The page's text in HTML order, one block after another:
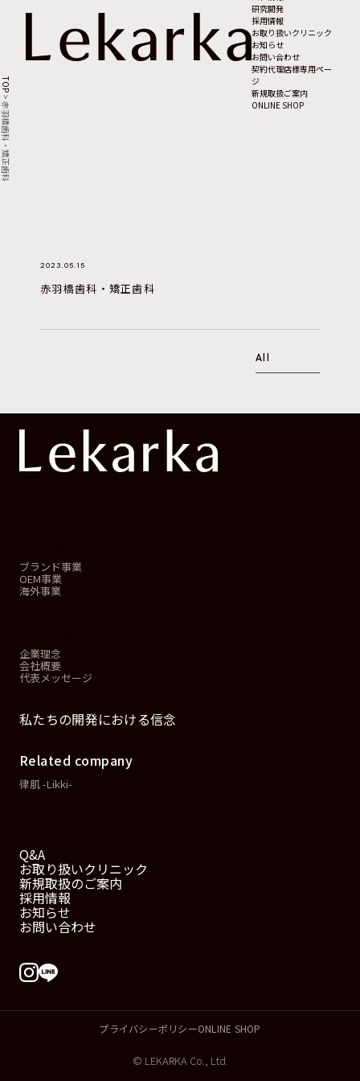
研究開発
採用情報
お取り扱いクリニック
お知らせ
お問い合わせ
契約代理店様専用ペー
ジ
新規取扱ご案内
ONLINE SHOP
TOP
>
赤羽橋歯科・矯正歯科
2023.05.15
赤羽橋歯科・矯正歯科
All
ブランド事業
OEM事業
海外事業
企業理念
会社概要
代表メッセージ
私たちの開発における信念
Related company
律肌 -Likki-
Q&A
お取り扱いクリニック
新規取扱のご案内
採用情報
お知らせ
お問い合わせ
プライバシーポリシーONLINE SHOP
© LEKARKA Co., Ltd.